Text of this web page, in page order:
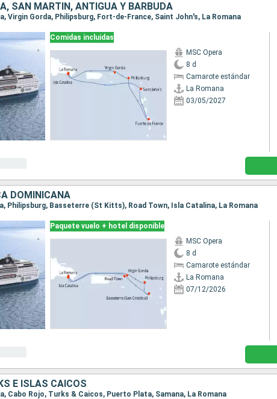
SAN MARTÍN, ANTIGUA Y BARBUDA
Virgin Gorda, Philipsburg, Fort-de-France, Saint John's, La Romana
Comidas incluidas
MSC Opera
8 d
Camarote estándar
La Romana
03/05/2027
DOMINICANA
Philipsburg, Basseterre (St Kitts), Road Town, Isla Catalina, La Romana
Paquete vuelo + hotel disponible
MSC Opera
8 d
Camarote estándar
La Romana
07/12/2026
E ISLAS CAICOS
Cabo Rojo, Turks & Caicos, Puerto Plata, Samana, La Romana